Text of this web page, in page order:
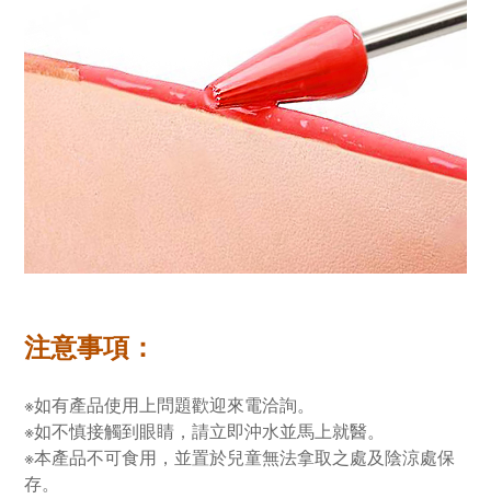
注意事項：
※如有產品使用上問題歡迎來電洽詢。
※如不慎接觸到眼睛，請立即沖水並馬上就醫。
※本產品不可食用，並置於兒童無法拿取之處及陰涼處保
存。